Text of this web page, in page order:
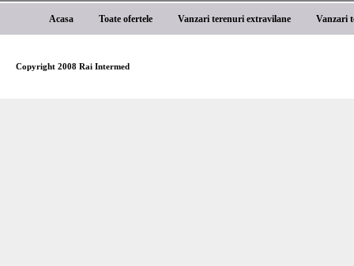
Acasa Toate ofertele Vanzari terenuri extravilane Vanzari
Copyright 2008 Rai Intermed